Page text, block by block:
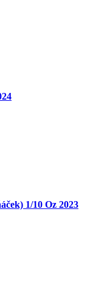
1/10 Oz 2023